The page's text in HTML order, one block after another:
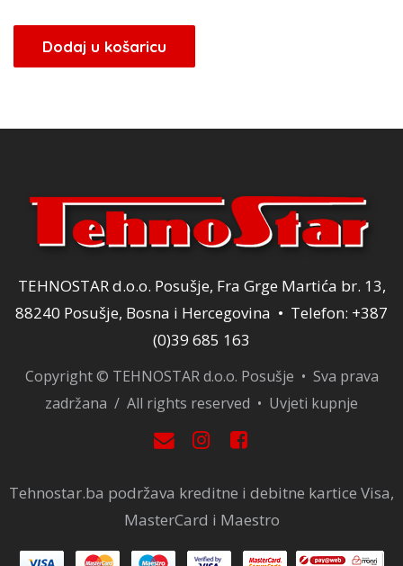
bila
je:
18,00 KM.
Dodaj u košaricu
TEHNOSTAR d.o.o. Posušje, Fra Grge Martića br. 13,
88240 Posušje, Bosna i Hercegovina • Telefon: +387
(0)39 685 163
Copyright © TEHNOSTAR d.o.o. Posušje • Sva prava
zadržana / All rights reserved • Uvjeti kupnje
Tehnostar.ba podržava kreditne i debitne kartice Visa,
MasterCard i Maestro